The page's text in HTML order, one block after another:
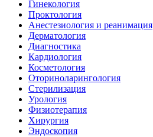
Гинекология
Проктология
Анестезиология и реанимация
Дерматология
Диагностика
Кардиология
Косметология
Оториноларингология
Стерилизация
Урология
Физиотерапия
Хирургия
Эндоскопия